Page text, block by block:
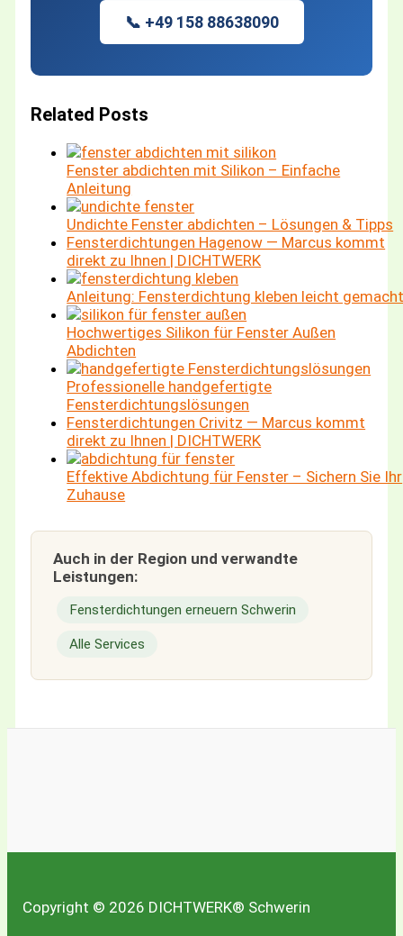
📞 +49 158 88638090
Related Posts
Fenster abdichten mit Silikon – Einfache
Anleitung
Undichte Fenster abdichten – Lösungen & Tipps
Fensterdichtungen Hagenow — Marcus kommt
direkt zu Ihnen | DICHTWERK
Anleitung: Fensterdichtung kleben leicht
Hochwertiges Silikon für Fenster Außen
Abdichten
Professionelle handgefertigte
Fensterdichtungslösungen
Fensterdichtungen Crivitz — Marcus kommt
direkt zu Ihnen | DICHTWERK
Effektive Abdichtung für Fenster – Sichern Sie Ihr
Zuhause
Auch in der Region und verwandte
Leistungen:
Fensterdichtungen erneuern Schwerin
Alle Services
Copyright © 2026 DICHTWERK® Schwerin